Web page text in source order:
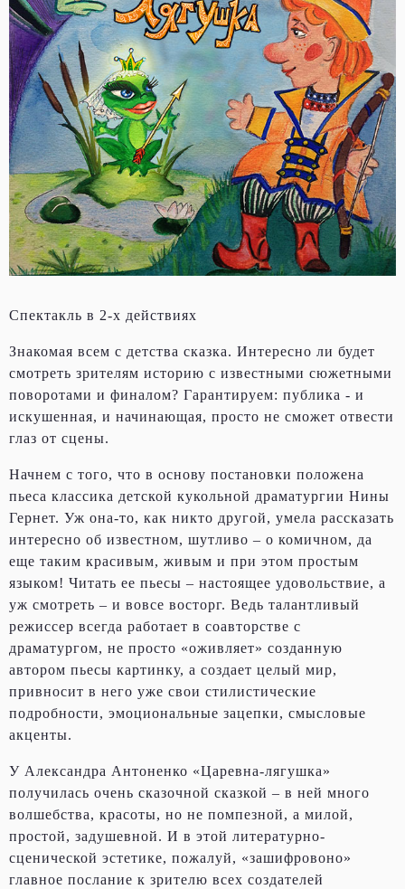
Спектакль в 2-х действиях
Знакомая всем с детства сказка. Интересно ли будет
смотреть зрителям историю с известными сюжетными
поворотами и финалом? Гарантируем: публика - и
искушенная, и начинающая, просто не сможет отвести
глаз от сцены.
Начнем с того, что в основу постановки положена
пьеса классика детской кукольной драматургии Нины
Гернет. Уж она-то, как никто другой, умела рассказать
интересно об известном, шутливо – о комичном, да
еще таким красивым, живым и при этом простым
языком! Читать ее пьесы – настоящее удовольствие, а
уж смотреть – и вовсе восторг. Ведь талантливый
режиссер всегда работает в соавторстве с
драматургом, не просто «оживляет» созданную
автором пьесы картинку, а создает целый мир,
привносит в него уже свои стилистические
подробности, эмоциональные зацепки, смысловые
акценты.
У Александра Антоненко «Царевна-лягушка»
получилась очень сказочной сказкой – в ней много
волшебства, красоты, но не помпезной, а милой,
простой, задушевной. И в этой литературно-
сценической эстетике, пожалуй, «зашифровоно»
главное послание к зрителю всех создателей